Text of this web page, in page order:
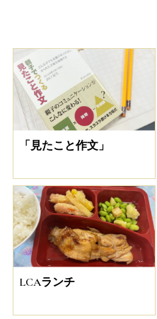
「見たこと作文」
LCAランチ